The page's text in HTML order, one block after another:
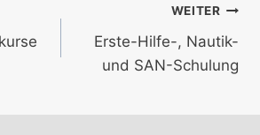
WEITER
Erste-Hilfe-, Nautik-
und SAN-Schulung